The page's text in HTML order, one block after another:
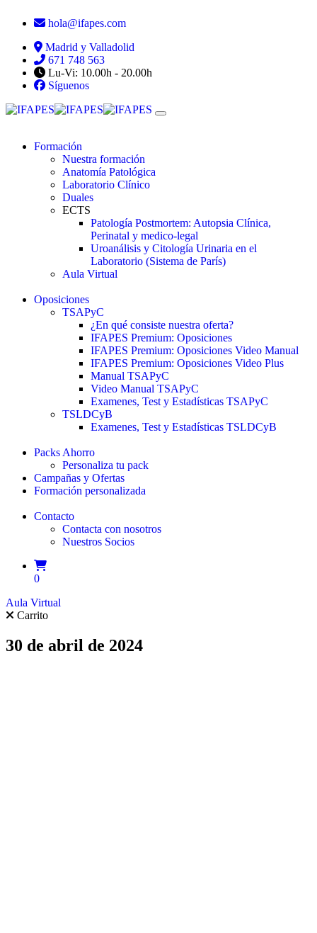
hola@ifapes.com
Madrid y Valladolid
671 748 563
Lu-Vi: 10.00h - 20.00h
Síguenos
Formación
Nuestra formación
Anatomía Patológica
Laboratorio Clínico
Duales
ECTS
Patología Postmortem: Autopsia Clínica,
Perinatal y medico-legal
Uroanálisis y Citología Urinaria en el
Laboratorio (Sistema de París)
Aula Virtual
Oposiciones
TSAPyC
¿En qué consiste nuestra oferta?
IFAPES Premium: Oposiciones
IFAPES Premium: Oposiciones Video Manual
IFAPES Premium: Oposiciones Video Plus
Manual TSAPyC
Video Manual TSAPyC
Examenes, Test y Estadísticas TSAPyC
TSLDCyB
Examenes, Test y Estadísticas TSLDCyB
Packs Ahorro
Personaliza tu pack
Campañas y Ofertas
Formación personalizada
Contacto
Contacta con nosotros
Nuestros Socios
0
Aula Virtual
Carrito
30 de abril de 2024